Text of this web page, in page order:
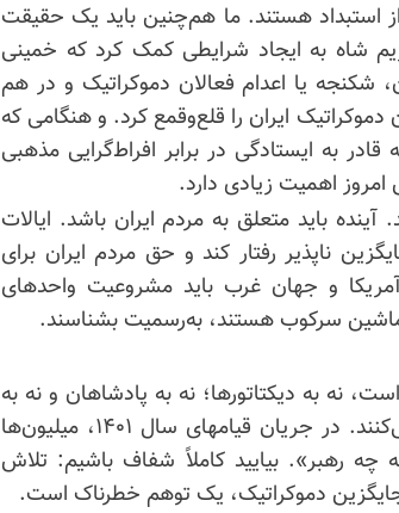
استبداد هستند. ما هم‌چنین باید یک حقیقت
شاه به ایجاد شرایطی کمک کرد که خمینی
زندانی کردن، شکنجه یا اعدام فعالان دموکراتیک و در هم
ایران را قلع‌وقمع کرد. و هنگامی که
به ایستادگی در برابر افراط‌گرایی مذهبی
اهمیت زیادی دارد.
آینده باید متعلق به مردم ایران باشد. ایالات
ناپذیر رفتار کند و حق مردم ایران برای
و جهان غرب باید مشروعیت واحدهای
ماشین سرکوب هستند، به‌رسمیت بشناسند.
نه به دیکتاتورها؛ نه به پادشاهان و نه به
کسانی که از دین برای توجیه ظلم سوءاستفاده می‌کنند. در جریان قیامهای سال ۱۴۰۱، میلیون‌ها
چه رهبر». بیایید کاملاً شفاف باشیم: تلاش
جایگزین دموکراتیک، یک توهم خطرناک است.